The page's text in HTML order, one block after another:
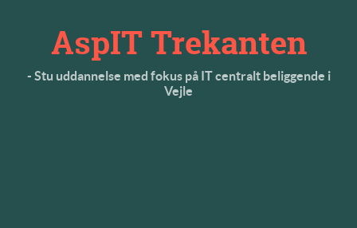
AspIT Trekanten
- Stu uddannelse med fokus på IT centralt beliggende i
Vejle